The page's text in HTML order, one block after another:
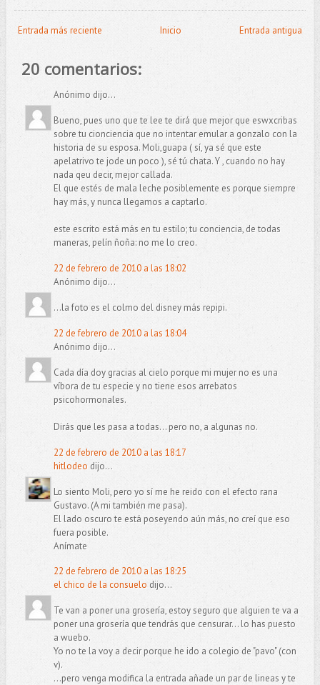
Entrada más reciente Entrada antigua
Inicio
20 comentarios:
Anónimo dijo...
Bueno, pues uno que te lee te dirá que mejor que eswxcribas
sobre tu cionciencia que no intentar emular a gonzalo con la
historia de su esposa. Moli,guapa ( sí, ya sé que este
apelatrivo te jode un poco ), sé tú chata. Y , cuando no hay
nada qeu decir, mejor callada.
El que estés de mala leche posiblemente es porque siempre
hay más, y nunca llegamos a captarlo.
este escrito está más en tu estilo; tu conciencia, de todas
maneras, pelín ñoña: no me lo creo.
22 de febrero de 2010 a las 18:02
Anónimo dijo...
...la foto es el colmo del disney más repipi.
22 de febrero de 2010 a las 18:04
Anónimo dijo...
Cada día doy gracias al cielo porque mi mujer no es una
víbora de tu especie y no tiene esos arrebatos
psicohormonales.
Dirás que les pasa a todas... pero no, a algunas no.
22 de febrero de 2010 a las 18:17
hitlodeo dijo...
Lo siento Moli, pero yo sí me he reido con el efecto rana
Gustavo. (A mi también me pasa).
El lado oscuro te está poseyendo aún más, no creí que eso
fuera posible.
Anímate
22 de febrero de 2010 a las 18:25
el chico de la consuelo dijo...
Te van a poner una grosería, estoy seguro que alguien te va a
poner una grosería que tendrás que censurar... lo has puesto
a wuebo.
Yo no te la voy a decir porque he ido a colegio de "pavo" (con
v).
...pero venga modifica la entrada añade un par de lineas y te